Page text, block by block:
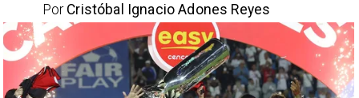
Cristóbal Ignacio Adones Reyes
Por